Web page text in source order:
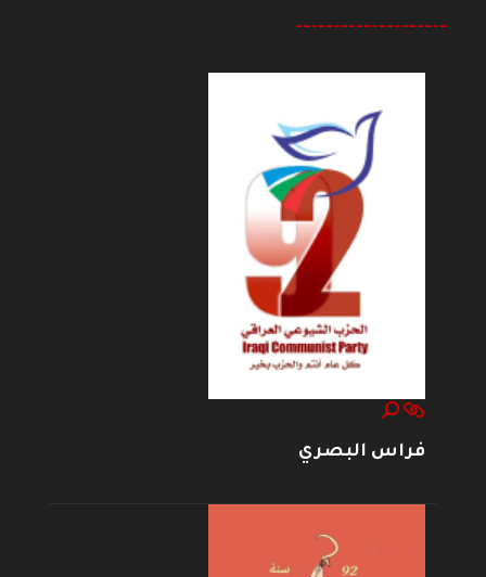
--------------------
فراس البصري